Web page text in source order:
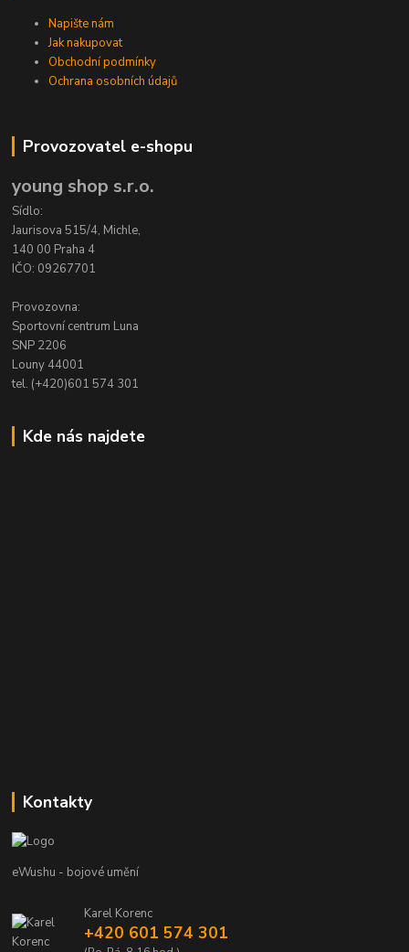
Napište nám
Jak nakupovat
Obchodní podmínky
Ochrana osobních údajů
Provozovatel e-shopu
young shop s.r.o.
Sídlo:
Jaurisova 515/4, Michle,
140 00 Praha 4
IČO: 09267701
Provozovna:
Sportovní centrum Luna
SNP 2206
Louny 44001
tel. (+420)601 574 301
Kde nás najdete
Kontakty
eWushu - bojové umění
Karel Korenc
+420 601 574 301